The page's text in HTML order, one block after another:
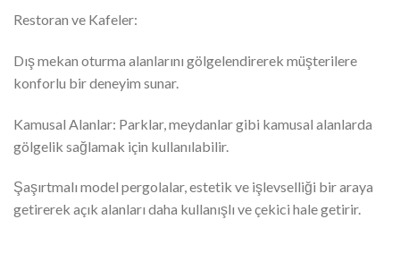
Restoran ve Kafeler:
Dış mekan oturma alanlarını gölgelendirerek müşterilere
konforlu bir deneyim sunar.
Kamusal Alanlar: Parklar, meydanlar gibi kamusal alanlarda
gölgelik sağlamak için kullanılabilir.
Şaşırtmalı model pergolalar, estetik ve işlevselliği bir araya
getirerek açık alanları daha kullanışlı ve çekici hale getirir.